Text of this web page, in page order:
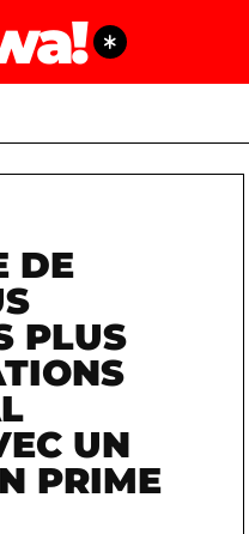
DE
PLUS
UN
PRIME